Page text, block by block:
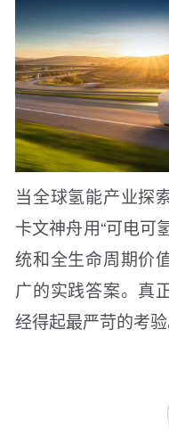
当全球氢能产业探
卡文神舟用“可电可
统和全生命周期价
广的实践答案。真
经得起最严苛的考验